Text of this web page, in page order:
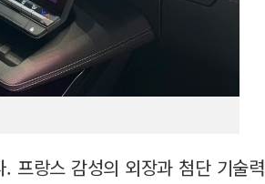
프랑스 감성의 외장과 첨단 기술력